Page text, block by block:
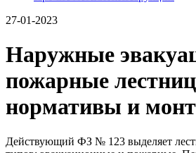
27-01-2023
Наружные
пожарные
нормативы и
Действующий ФЗ № 123 выделяет